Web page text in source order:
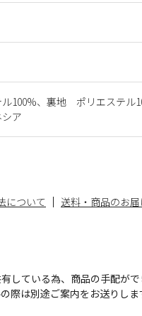
100%、裏地 ポリエステル
ア
について
送料・商品のお
している為、商品の手配が
際は別途ご案内をお送りしま